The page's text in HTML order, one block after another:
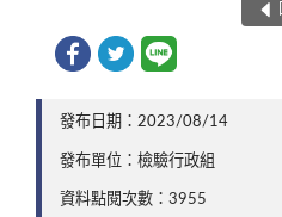
發布日期：2023/08/14
發布單位：檢驗行政組
資料點閱次數：3955